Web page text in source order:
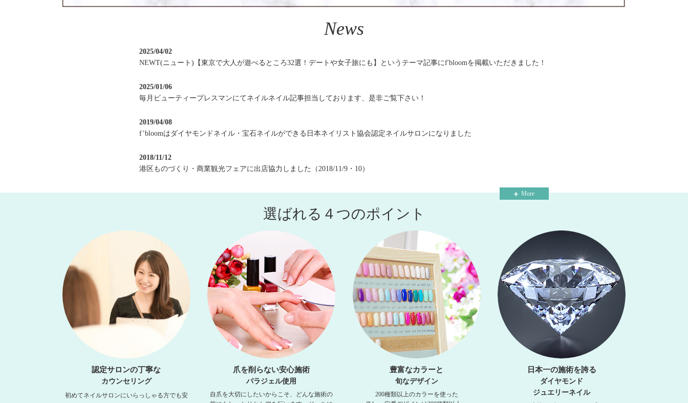
News
2025/04/02
NEWT(ニュート)【東京で大人が遊べるところ32選！デートや女子旅にも】というテーマ記事にf'bloomを掲載いただきました！
2025/01/06
毎月ビューティープレスマンにてネイルネイル記事担当しております、是非ご覧下さい！
2019/04/08
f’bloomはダイヤモンドネイル・宝石ネイルができる日本ネイリスト協会認定ネイルサロンになりました
2018/11/12
港区ものづくり・商業観光フェアに出店協力しました（2018/11/9・10）
More
選ばれる４つのポイント
認定サロンの丁寧な
カウンセリング
初めてネイルサロンにいらっしゃる方でも安
爪を削らない安心施術
パラジェル使用
自爪を大切にしたいからこそ、どんな施術の
豊富なカラーと
旬なデザイン
200種類以上のカラーを使った
日本一の施術を誇る
ダイヤモンド
ジュエリーネイル